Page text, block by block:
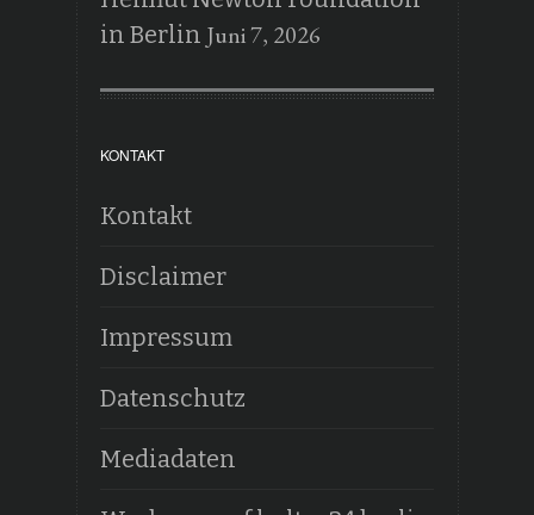
in Berlin Juni 7, 2026
KONTAKT
Kontakt
Disclaimer
Impressum
Datenschutz
Mediadaten